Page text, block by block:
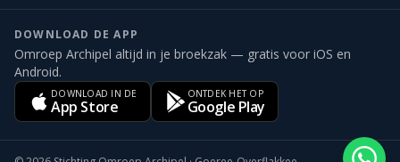
DOWNLOAD DE APP
Omroep Archipel altijd in je broekzak — gratis voor iOS en
Android.
DOWNLOAD IN DE
App Store
ONTDEK HET OP
Google Play